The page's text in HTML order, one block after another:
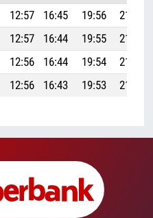
12:57 16:45 19:56
21:23
12:57 16:44 19:55
21:22
12:56 16:44 19:54
21:20
12:56 16:43 19:53 21:19